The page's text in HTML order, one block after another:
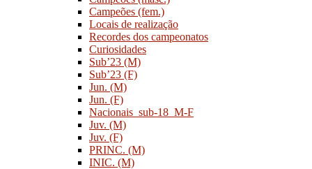
Campeões (fem.)
Locais de realização
Recordes dos campeonatos
Curiosidades
Sub’23 (M)
Sub’23 (F)
Jun. (M)
Jun. (F)
Nacionais_sub-18_M-F
Juv. (M)
Juv. (F)
PRINC. (M)
INIC. (M)